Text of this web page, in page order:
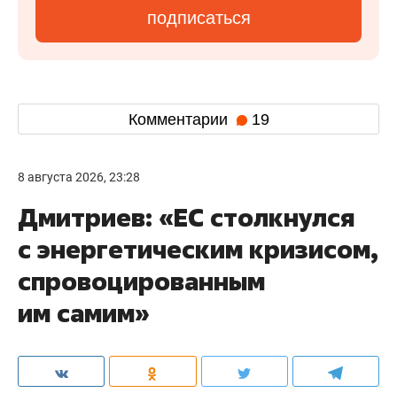
подписаться
Комментарии 19
8 августа 2026, 23:28
Дмитриев: «ЕС столкнулся
с энергетическим кризисом,
спровоцированным
им самим»